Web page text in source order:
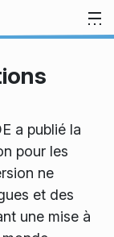
a publié la
pour les
ne
et des
une mise à